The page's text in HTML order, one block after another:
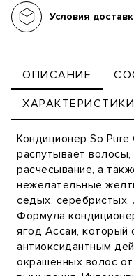
Условия
ОПИСАНИЕ
ХАРАКТЕРИСТИКИ
Кондиционер So Pure
распутывает волосы,
расчесывание, а
нежелательные
седых, серебристых,
Формула
ягод Ассаи, который
антиоксидантным
окрашенных волос